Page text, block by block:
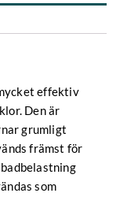
effektiv
Den är
grumligt
främst för
som